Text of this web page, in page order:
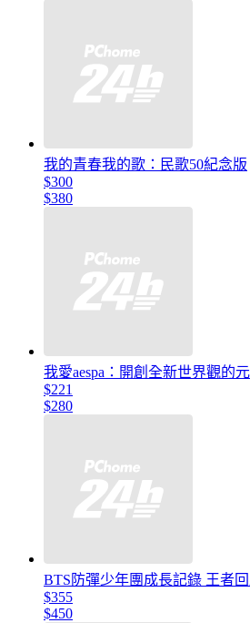
我的青春我的歌：民歌50紀念版
$300
$380
我愛aespa：開創全新世界觀的
$221
$280
BTS防彈少年團成長記錄 王者
$355
$450